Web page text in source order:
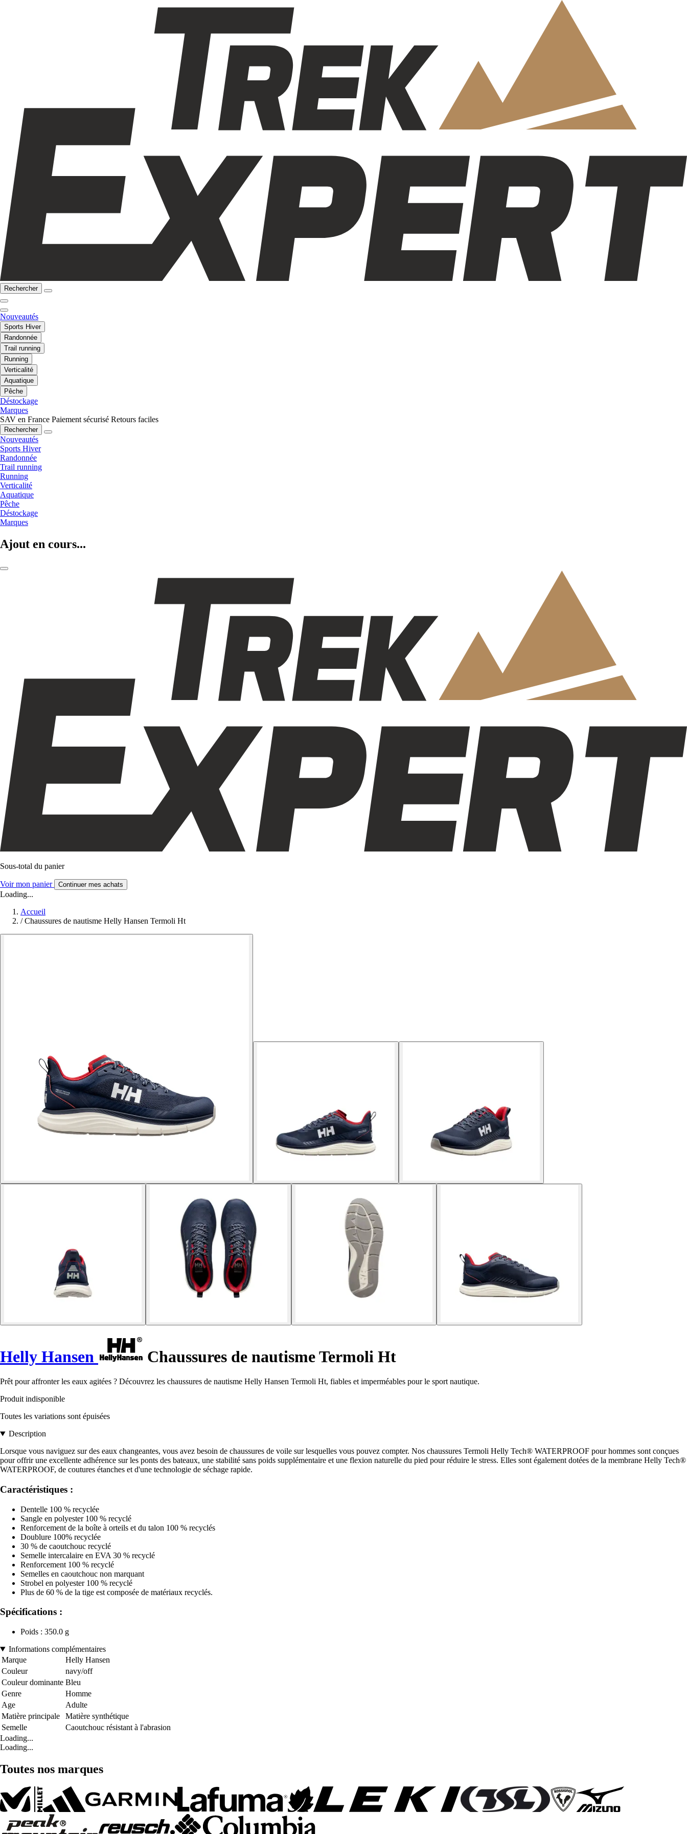
Rechercher
Nouveautés
Sports Hiver
Randonnée
Trail running
Running
Verticalité
Aquatique
Pêche
Déstockage
Marques
SAV en France Paiement sécurisé Retours faciles
Rechercher
Nouveautés
Sports Hiver
Randonnée
Trail running
Running
Verticalité
Aquatique
Pêche
Déstockage
Marques
Ajout en cours...
Sous-total du panier
Voir mon panier Continuer mes achats
Loading...
Accueil
/ Chaussures de nautisme Helly Hansen Termoli Ht
Helly Hansen Chaussures de nautisme Termoli Ht
Prêt pour affronter les eaux agitées ? Découvrez les chaussures de nautisme Helly Hansen Termoli Ht, fiables et imperméables pour le sport nautique.
Produit indisponible
Toutes les variations sont épuisées
Description
Lorsque vous naviguez sur des eaux changeantes, vous avez besoin de chaussures de voile sur lesquelles vous pouvez compter. Nos chaussures Termoli Helly Tech® WATERPROOF pour hommes sont conçues
pour offrir une excellente adhérence sur les ponts des bateaux, une stabilité sans poids supplémentaire et une flexion naturelle du pied pour réduire le stress. Elles sont également dotées de la membrane Helly Tech®
WATERPROOF, de coutures étanches et d'une technologie de séchage rapide.
Caractéristiques :
Dentelle 100 % recyclée
Sangle en polyester 100 % recyclé
Renforcement de la boîte à orteils et du talon 100 % recyclés
Doublure 100% recyclée
30 % de caoutchouc recyclé
Semelle intercalaire en EVA 30 % recyclé
Renforcement 100 % recyclé
Semelles en caoutchouc non marquant
Strobel en polyester 100 % recyclé
Plus de 60 % de la tige est composée de matériaux recyclés.
Spécifications :
Poids : 350.0 g
Informations complémentaires
Marque
Helly Hansen
Couleur
navy/off
Couleur dominante Bleu
Genre
Homme
Age
Adulte
Matière principale
Matière synthétique
Semelle
Caoutchouc résistant à l'abrasion
Loading...
Loading...
Toutes nos marques